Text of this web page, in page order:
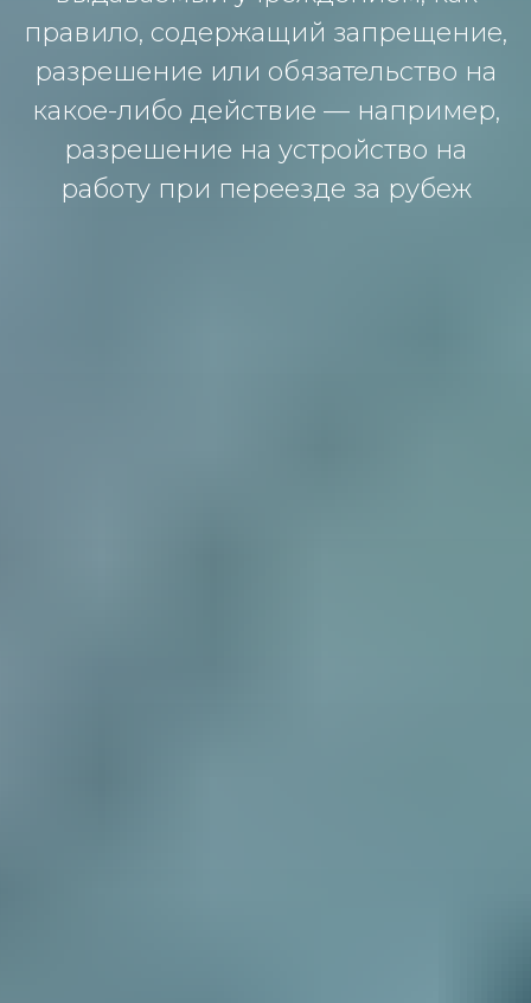
правило, содержащий запрещение,
разрешение или обязательство на
какое-либо действие — например,
разрешение на устройство на
работу при переезде за рубеж